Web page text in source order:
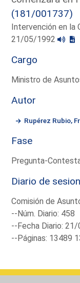
(181/001737)
Intervención en la
21/05/1992
Cargo
Ministro de
Autor
Rupérez Rubio,
Fase
Pregunta-
Diario de
Comisión de
--Núm. Diario: 458
--Fecha Diario:
--Páginas: 13489